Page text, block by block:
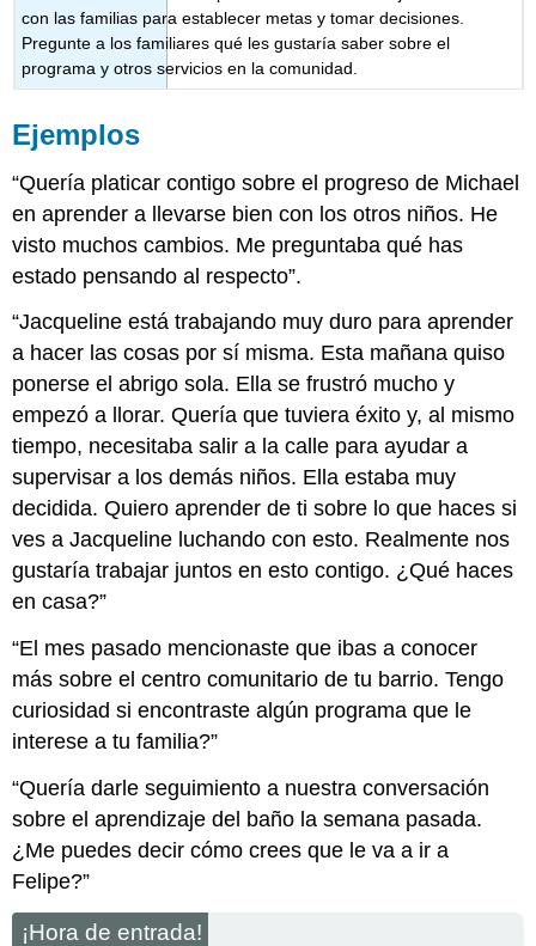
con las familias para establecer metas y tomar decisiones.
Pregunte a los familiares qué les gustaría saber sobre el
programa y otros servicios en la comunidad.
Ejemplos
“Quería platicar contigo sobre el progreso de Michael
en aprender a llevarse bien con los otros niños. He
visto muchos cambios. Me preguntaba qué has
estado pensando al respecto”.
“Jacqueline está trabajando muy duro para aprender
a hacer las cosas por sí misma. Esta mañana quiso
ponerse el abrigo sola. Ella se frustró mucho y
empezó a llorar. Quería que tuviera éxito y, al mismo
tiempo, necesitaba salir a la calle para ayudar a
supervisar a los demás niños. Ella estaba muy
decidida. Quiero aprender de ti sobre lo que haces si
ves a Jacqueline luchando con esto. Realmente nos
gustaría trabajar juntos en esto contigo. ¿Qué haces
en casa?”
“El mes pasado mencionaste que ibas a conocer
más sobre el centro comunitario de tu barrio. Tengo
curiosidad si encontraste algún programa que le
interese a tu familia?”
“Quería darle seguimiento a nuestra conversación
sobre el aprendizaje del baño la semana pasada.
¿Me puedes decir cómo crees que le va a ir a
Felipe?”
¡Hora de entrada!